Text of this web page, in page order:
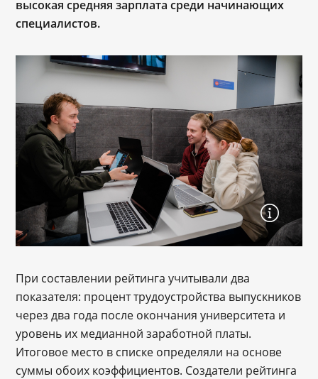
высокая средняя зарплата среди начинающих
специалистов.
При составлении рейтинга учитывали два
показателя: процент трудоустройства выпускников
через два года после окончания университета и
уровень их медианной заработной платы.
Итоговое место в списке определяли на основе
суммы обоих коэффициентов. Создатели рейтинга